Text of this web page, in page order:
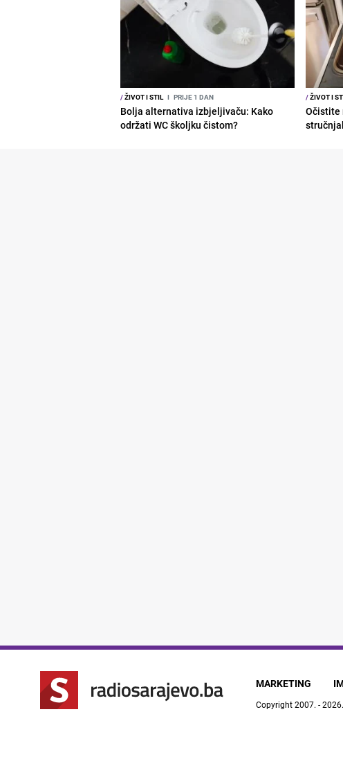
/ŽIVOT I STIL I PRIJE 1 DAN
Bolja alternativa izbjeljivaču: Kako
održati WC školjku čistom?
/ŽIVOT I
Očistite
MARKETING
Copyright 2007. - 2026.